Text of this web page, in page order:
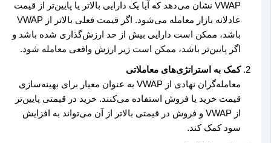
VWAP نشان می‌دهد که آیا یک دارایی بالاتر یا پایین‌تر از قیمت
عادلانه بازار معامله می‌شود. اگر قیمت فعلی بالاتر از VWAP
باشد، ممکن است دارایی بیش از حد ارزش‌گذاری شده باشد و
اگر پایین‌تر باشد، ممکن است زیر ارزش واقعی معامله شود.
کمک به استراتژی‌های معاملاتی
معامله‌گران نهادی از VWAP به عنوان معیار برای بهینه‌سازی
قیمت خرید یا فروش استفاده می‌کنند. خرید در قیمتی پایین‌تر
از VWAP و فروش در قیمتی بالاتر از آن می‌تواند به افزایش
سود کمک کند.